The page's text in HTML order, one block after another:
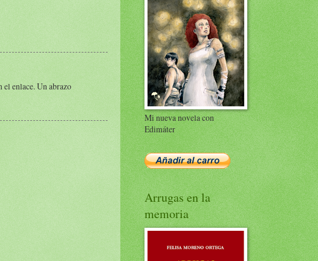
el enlace. Un abrazo
Mi nueva novela con
Edimáter
Arrugas en la
memoria